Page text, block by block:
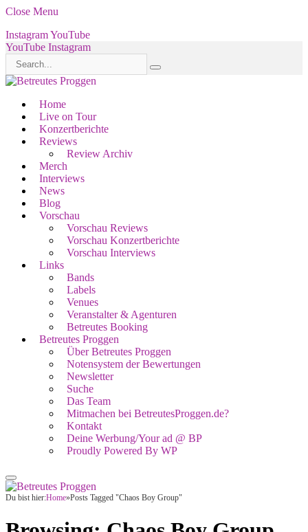
Close Menu
InstagramYouTube
YouTube Instagram
Home
Live on Tour
Konzertberichte
Reviews
Review Archiv
Merch
Interviews
News
Blog
Vorschau
Vorschau Reviews
Vorschau Konzertberichte
Vorschau Interviews
Links
Bands
Labels
Venues
Veranstalter & Agenturen
Betreutes Booking
Betreutes Proggen
Über Betreutes Proggen
Notensystem der Bewertungen
Newsletter
Suche
Das Team
Mitmachen bei BetreutesProggen.de?
Kontakt
Deine Werbung/Your ad @ BP
Proudly Powered By WP
Du bist hier:Home»Posts Tagged "Chaos Boy Group"